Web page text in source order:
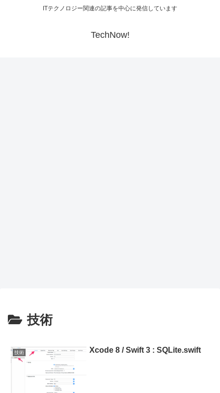
ITテクノロジー関連の記事を中心に発信しています
TechNow!
技術
技術 Xcode 8 / Swift 3 : SQLite.swift